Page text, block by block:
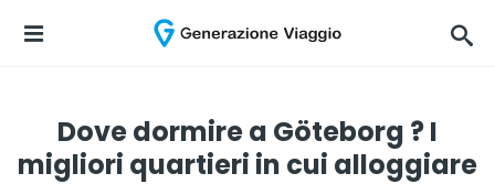
Dove dormire a Göteborg ? I
migliori quartieri in cui alloggiare